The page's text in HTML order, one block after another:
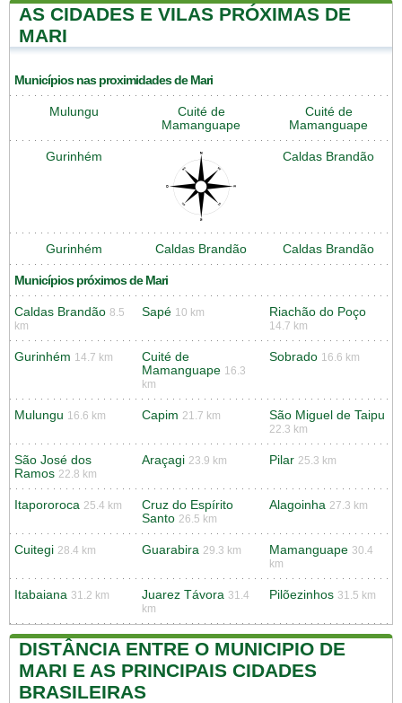
AS CIDADES E VILAS PRÓXIMAS DE
MARI
Municípios nas proximidades de Mari
Mulungu
Cuité de
Mamanguape
Cuité de
Mamanguape
Gurinhém Caldas Brandão
Gurinhém Caldas Brandão Caldas Brandão
Municípios próximos de Mari
Caldas Brandão 8.5
km
Sapé 10 km Riachão do Poço
14.7 km
Gurinhém 14.7 km
Cuité de
Mamanguape 16.3
km
Sobrado 16.6 km
Mulungu 16.6 km Capim 21.7 km São Miguel de Taipu
22.3 km
São José dos
Ramos 22.8 km
Araçagi 23.9 km Pilar 25.3 km
Itapororoca 25.4 km
Cruz do Espírito
Santo 26.5 km
Alagoinha 27.3 km
Cuitegi 28.4 km Guarabira 29.3 km Mamanguape 30.4
km
Itabaiana 31.2 km Juarez Távora 31.4
km
Pilõezinhos 31.5 km
DISTÂNCIA ENTRE O MUNICIPIO DE
MARI E AS PRINCIPAIS CIDADES
BRASILEIRAS